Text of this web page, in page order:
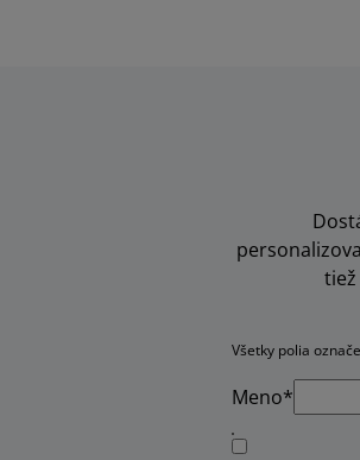
tiež
Všetky polia
Meno*